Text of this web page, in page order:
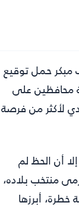
مبكر حمل توقيع
محافظين على
لأكثر من فرصة
أن الحظ لم
عكسياً في مرمى منتخب بلاده،
أبرزها